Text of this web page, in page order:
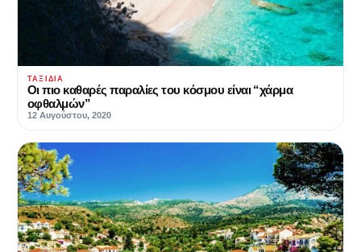
ΤΑΞΊΔΙΑ
Οι πιο καθαρές παραλίες του κόσμου είναι “χάρμα
οφθαλμών”
12 Αυγούστου, 2020